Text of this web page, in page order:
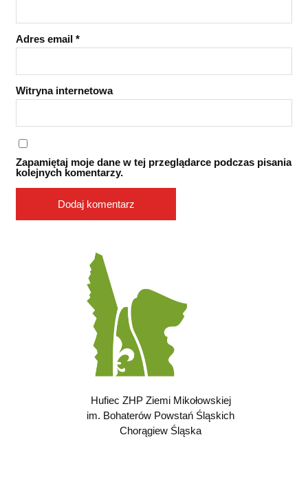
Adres email *
Witryna internetowa
Zapamiętaj moje dane w tej przeglądarce podczas pisania
kolejnych komentarzy.
Hufiec ZHP Ziemi Mikołowskiej
im. Bohaterów Powstań Śląskich
Chorągiew Śląska